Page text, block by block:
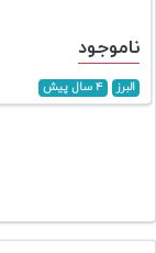
ناموجود
البرز ۴ سال پیش